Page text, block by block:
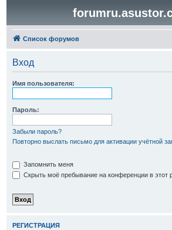
Список форумов
Вход
Имя пользователя:
Пароль:
Забыли пароль?
Повторно выслать письмо для активации учётной
Запомнить меня
Скрыть моё пребывание на конференции в этот
РЕГИСТРАЦИЯ